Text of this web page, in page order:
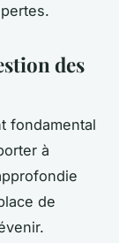
des
fondamental
à
de